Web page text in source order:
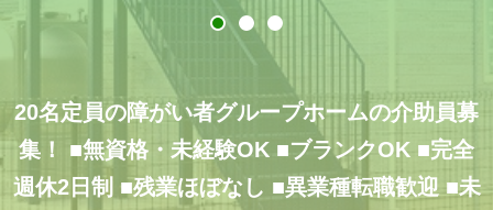
20名定員の障がい者グループホームの介助員募
集！
■無資格・未経験OK ■ブランクOK ■完全
週休2日制 ■残業ほぼなし ■異業種転職歓迎 ■未